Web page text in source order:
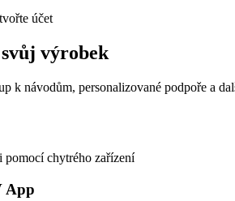
účet
výrobek
k návodům, personalizované podpoře a
pomocí chytrého zařízení
App